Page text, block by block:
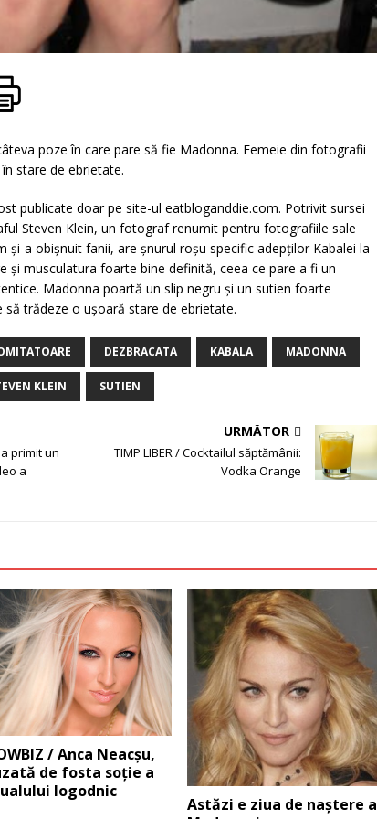
poze în care pare să fie Madonna. Femeie din fotografii
stare de ebrietate.
publicate doar pe site-ul eatbloganddie.com. Potrivit sursei
Steven Klein, un fotograf renumit pentru fotografiile sale
şi-a obişnuit fanii, are şnurul roşu specific adepţilor Kabalei la
şi musculatura foarte bine definită, ceea ce pare a fi un
Madonna poartă un slip negru şi un sutien foarte
trădeze o uşoară stare de ebrietate.
DEZBRACATA KABALA MADONNA
KLEIN SUTIEN
a primit un
a
URMĂTOR
TIMP LIBER / Cocktailul săptămânii:
Vodka Orange
/ Anca Neacşu,
de fosta soţie a
logodnic
Astăzi e ziua de naştere a